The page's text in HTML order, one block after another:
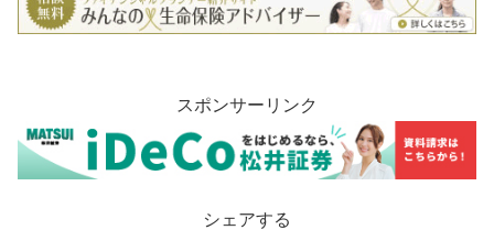
スポンサーリンク
シェアする